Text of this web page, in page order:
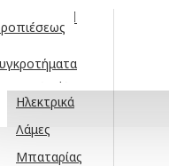
Βενζίνης
Ηλεκτρικά
Λάμες
Μπαταρίας